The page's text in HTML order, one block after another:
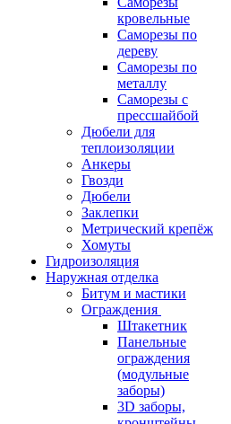
кровельные
Саморезы по
дереву
Саморезы по
металлу
Саморезы с
прессшайбой
Дюбели для
теплоизоляции
Анкеры
Гвозди
Дюбели
Заклепки
Метрический крепёж
Хомуты
Гидроизоляция
Наружная отделка
Битум и мастики
Ограждения
Штакетник
Панельные
ограждения
(модульные
заборы)
3D заборы,